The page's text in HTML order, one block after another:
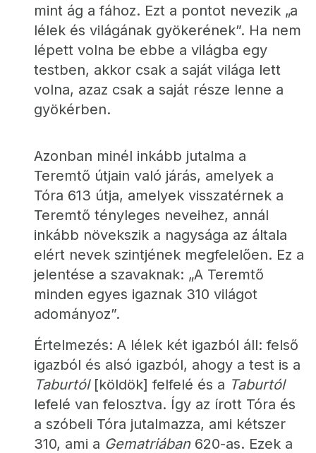
mint ág a fához. Ezt a pontot nevezik „a
lélek és világának gyökerének”. Ha nem
lépett volna be ebbe a világba egy
testben, akkor csak a saját világa lett
volna, azaz csak a saját része lenne a
gyökérben.
Azonban minél inkább jutalma a
Teremtő útjain való járás, amelyek a
Tóra 613 útja, amelyek visszatérnek a
Teremtő tényleges neveihez, annál
inkább növekszik a nagysága az általa
elért nevek szintjének megfelelően. Ez a
jelentése a szavaknak: „A Teremtő
minden egyes igaznak 310 világot
adományoz”.
Értelmezés: A lélek két igazból áll: felső
Taburtól [köldök] felfelé és a Taburtól
lefelé van felosztva. Így az írott Tóra és
a szóbeli Tóra jutalmazza, ami kétszer
310, ami a Gematriában 620-as. Ezek a